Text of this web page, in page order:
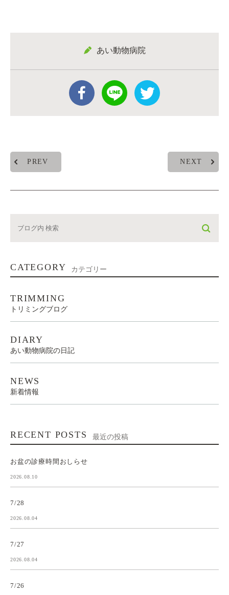
あい動物病院
PREV NEXT
CATEGORY カテゴリー
TRIMMING
トリミングブログ
DIARY
あい動物病院の日記
NEWS
新着情報
RECENT POSTS 最近の投稿
お盆の診療時間おしらせ
2026.08.10
7/28
2026.08.04
7/27
2026.08.04
7/26